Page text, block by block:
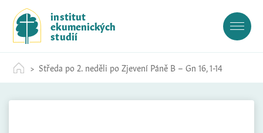
c
institut
ekumenických
studií
Středa po 2. neděli po Zjevení Páně B – Gn 16, 1-14